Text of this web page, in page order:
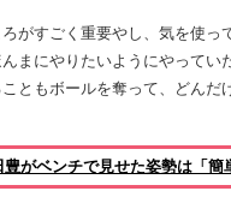
がすごく重要やし、気を使
まにやりたいようにやってい
ともボールを奪って、どん
がベンチで見せた姿勢は「簡